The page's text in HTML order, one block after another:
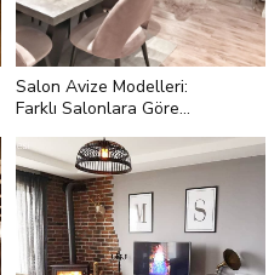
Salon Avize Modelleri:
Farklı Salonlara Göre
<p style="text-align:left;">Bunun
dışında klasik salon avizeleri metal
detaylardan yararlanır modern gibi!
Ama klasik tarzdaki metalik
yansımalar kendini tam belli eder.
Parlak bir altın rengi, ışıldayan
gümüş gibi!</p>